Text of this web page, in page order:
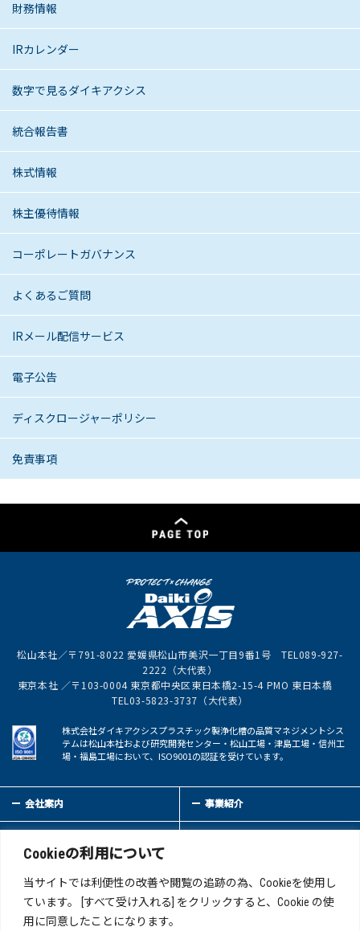
Cookieの利用について
当サイトでは利便性の改善や閲覧の追跡の為、Cookieを使用し
ています。 [すべて受け入れる] をクリックすると、Cookie の使
用に同意したことになります。
財務情報
IRカレンダー
数字で見るダイキアクシス
統合報告書
株式情報
株主優待情報
コーポレートガバナンス
よくあるご質問
IRメール配信サービス
電子公告
ディスクロージャーポリシー
免責事項
松山本社／〒791-8022 愛媛県松山市美沢一丁目9番1号 TEL089-927-
2222（大代表）
東京本社 ／〒103-0004 東京都中央区東日本橋2-15-4 PMO 東日本橋
TEL03-5823-3737（大代表）
株式会社ダイキアクシスプラスチック製浄化槽の品質マネジメントシス
テムは松山本社および研究開発センター・松山工場・津島工場・信州工
場・福島工場において、ISO9001の認証を受けています。
会社案内 事業紹介
お問い合わせ